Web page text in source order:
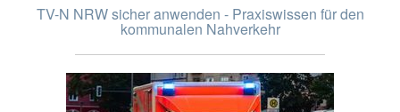
TV-N NRW sicher anwenden - Praxiswissen für den
kommunalen Nahverkehr